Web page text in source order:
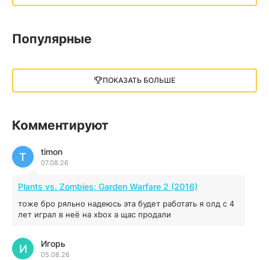
13.73 GB 2018
13 ГБ 2025
illWill
04.12.2025
MAFIA: THE OLD COUNTRY
44.98 ГБ 2025
04.12.2025
Red Chaos - The Strict Order
Популярные
ПОКАЗАТЬ БОЛЬШЕ
Комментируют
timon
07.08.26
T
Plants vs. Zombies: Garden Warfare 2 (2016)
тоже бро ряльно надеюсь эта будет работать я олд с 4
лет играл в неё на xbox а щас продали
Игорь
05.08.26
И